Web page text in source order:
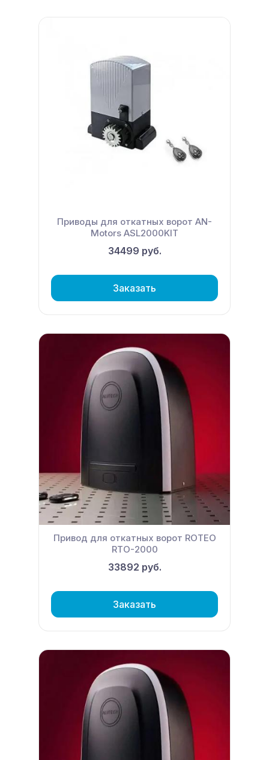
Приводы для откатных ворот AN-
Motors ASL2000KIT
34499 руб.
Заказать
Привод для откатных ворот ROTEO
RTО-2000
33892 руб.
Заказать